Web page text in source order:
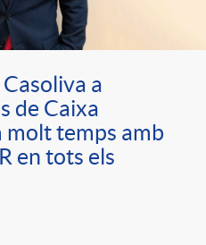
a
de Caixa
molt temps amb
en tots els